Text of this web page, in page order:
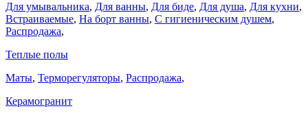
Для умывальника, Для ванны, Для биде, Для душа, Для кухни,
Встраиваемые, На борт ванны, C гигиеническим душем,
Распродажа,
Теплые полы
Маты, Терморегуляторы, Распродажа,
Керамогранит